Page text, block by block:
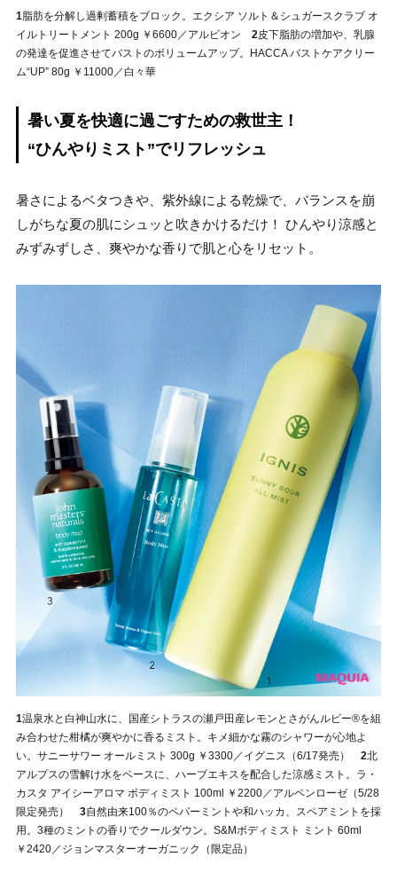
1脂肪を分解し過剰蓄積をブロック。エクシア ソルト＆シュガースクラブ オ
イルトリートメント 200g ￥6600／アルビオン 2皮下脂肪の増加や、乳腺
の発達を促進させてバストのボリュームアップ。HACCA バストケアクリー
ム“UP” 80g ￥11000／白々華
暑い夏を快適に過ごすための救世主！
“ひんやりミスト”でリフレッシュ
暑さによるベタつきや、紫外線による乾燥で、バランスを崩
しがちな夏の肌にシュッと吹きかけるだけ！ ひんやり涼感と
みずみずしさ、爽やかな香りで肌と心をリセット。
1温泉水と白神山水に、国産シトラスの瀬戸田産レモンとさがんルビー®を組
み合わせた柑橘が爽やかに香るミスト。キメ細かな霧のシャワーが心地よ
い。サニーサワー オールミスト 300g ￥3300／イグニス（6/17発売） 2北
アルプスの雪解け水をベースに、ハーブエキスを配合した涼感ミスト。ラ・
カスタ アイシーアロマ ボディミスト 100ml ￥2200／アルペンローゼ（5/28
限定発売） 3自然由来100％のペパーミントや和ハッカ、スペアミントを採
用。3種のミントの香りでクールダウン。S&Mボディミスト ミント 60ml
￥2420／ジョンマスターオーガニック（限定品）